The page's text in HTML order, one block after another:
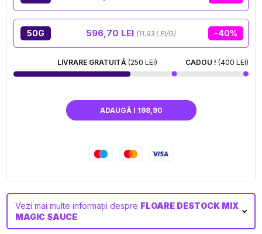
50G -40%
596,70 LEI (11.93 LEI/G)
LIVRARE GRATUITĂ(250 LEI) CADOU ! (400 LEI)
ADAUGĂ I 198,90
Vezi mai multe informații despre FLOARE DESTOCK MIX
MAGIC SAUCE